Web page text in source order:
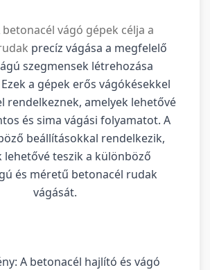
betonacél vágó gépek célja a
precíz vágása a megfelelő
szegmensek létrehozása
a gépek erős vágókésekkel
rendelkeznek, amelyek lehetővé
és sima vágási folyamatot. A
beállításokkal rendelkezik,
lehetővé teszik a különböző
és méretű betonacél rudak
vágását.
A betonacél hajlító és vágó